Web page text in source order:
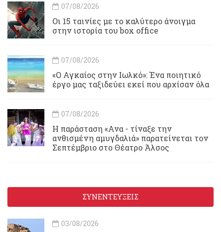
07/08/2026
Οι 15 ταινίες με το καλύτερο άνοιγμα
στην ιστορία του box office
07/08/2026
«Ο Αγκαίος στην Ιωλκό»: Ένα ποιητικό
έργο μας ταξιδεύει εκεί που αρχίσαν όλα
07/08/2026
Η παράσταση «Ανα - τίναξε την
ανθισμένη αμυγδαλιά» παρατείνεται τον
Σεπτέμβριο στο Θέατρο Άλσος
ΣΥΝΕΝΤΕΥΞΕΙΣ
03/08/2026